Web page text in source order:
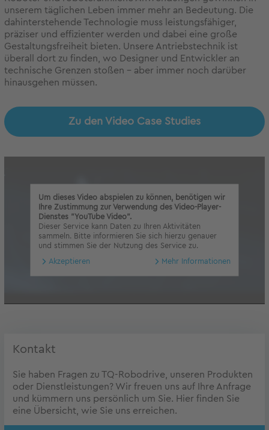
unserem täglichen Leben immer mehr an Bedeutung. Die
dahinterstehende Technologie muss leistungsfähiger,
präziser und effizienter werden und dabei eine große
Gestaltungsfreiheit bieten. Unsere Antriebstechnik ist
überall dort zu finden, wo Designer und Entwickler an
technische Grenzen stoßen – aber immer noch darüber
hinausgehen müssen.
Zu den Video Case Studies
Um dieses Video abspielen zu können, benötigen wir
Ihre Zustimmung zur Verwendung des Video-Player-
Dienstes "YouTube Video".
Dieser Service kann Daten zu Ihren Aktivitäten
sammeln. Bitte informieren Sie sich hierzu genauer
und stimmen Sie der Nutzung des Service zu.
Akzeptieren Mehr Informationen
Kontakt
Sie haben Fragen zu TQ-Robodrive, unseren Produkten
oder Dienstleistungen? Wir freuen uns auf Ihre Anfrage
und kümmern uns persönlich um Sie. Hier finden Sie
eine Übersicht, wie Sie uns erreichen.